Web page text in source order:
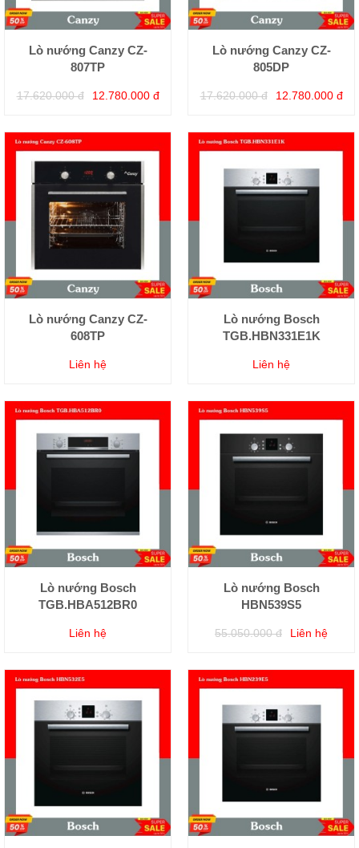
Lò nướng Canzy CZ-
807TP
17.620.000 đ 12.780.000 đ
Lò nướng Canzy CZ-
805DP
17.620.000 đ 12.780.000 đ
Lò nướng Canzy CZ-
608TP
Liên hệ
Lò nướng Bosch
TGB.HBN331E1K
Liên hệ
Lò nướng Bosch
TGB.HBA512BR0
Liên hệ
Lò nướng Bosch
HBN539S5
55.050.000 đ Liên hệ